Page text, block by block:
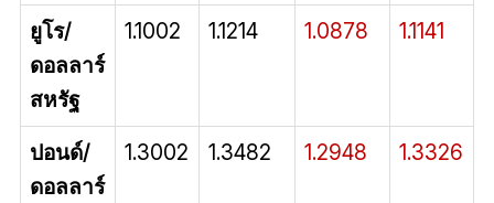
ยูโร/
ดอลลาร์
สหรัฐ
1.1002 1.1214 1.0878 1.1141
ปอนด์/
ดอลลาร์
1.3002 1.3482 1.2948 1.3326